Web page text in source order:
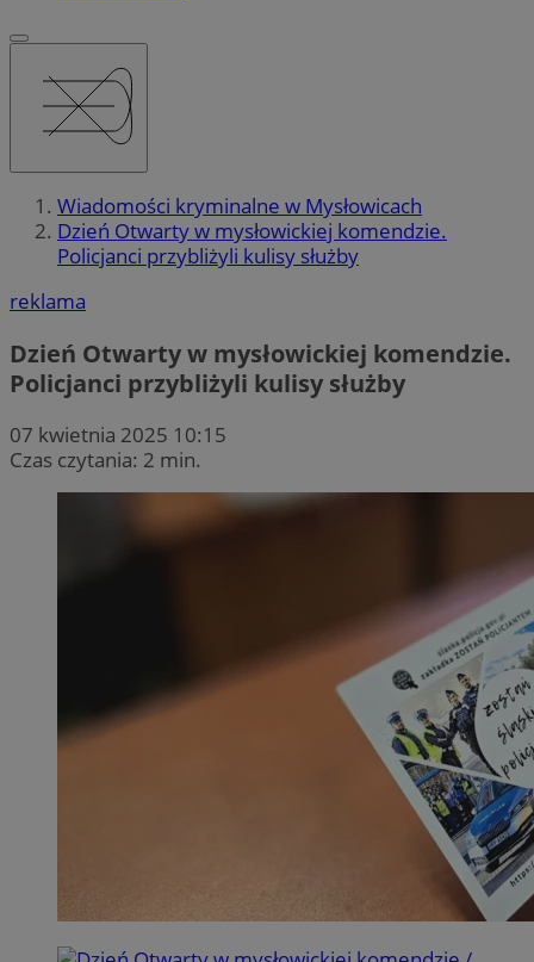
Wiadomości kryminalne w Mysłowicach
Dzień Otwarty w mysłowickiej komendzie.
Policjanci przybliżyli kulisy służby
reklama
Dzień Otwarty w mysłowickiej komendzie.
Policjanci przybliżyli kulisy służby
07 kwietnia 2025 10:15
Czas czytania: 2 min.